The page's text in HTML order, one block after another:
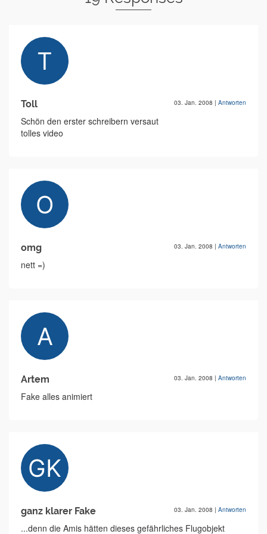
Toll 03. Jan. 2008 | Antworten
Schön den erster schreibern versaut
tolles video
omg 03. Jan. 2008 | Antworten
nett =)
Artem 03. Jan. 2008 | Antworten
Fake alles animiert
ganz klarer Fake 03. Jan. 2008 | Antworten
...denn die Amis hätten dieses gefährliches Flugobjekt